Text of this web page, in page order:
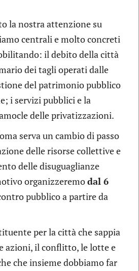
la nostra attenzione su
centrali e molto concreti
il debito della città
dei tagli operati dalle
del patrimonio pubblico
i servizi pubblici e la
delle privatizzazioni.
serva un cambio di passo
delle risorse collettive e
delle disuguaglianze
organizzeremodal 6
pubblico a partire da
per la città che sappia
azioni, il conflitto, le lotte e
che insieme dobbiamo far